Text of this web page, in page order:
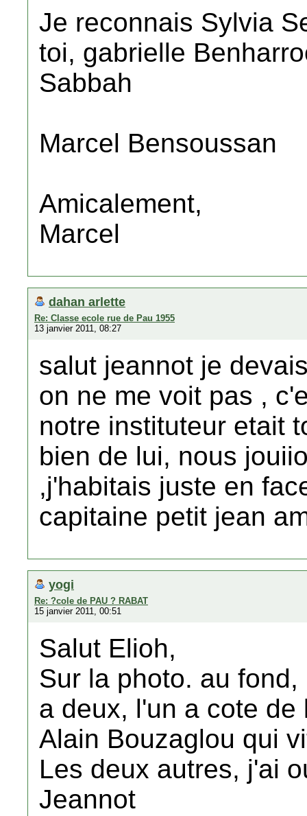
Je reconnais Sylvia
toi, gabrielle
Sabbah
Marcel Bensoussan
Amicalement,
Marcel
dahan arlette
Re: Classe ecole rue de Pau 1955
13 janvier 2011, 08:27
salut jeannot je
on ne me voit pas ,
notre instituteur etait
bien de lui, nous
,j'habitais juste en
capitaine petit jean
yogi
Re: ?cole de PAU ? RABAT
15 janvier 2011, 00:51
Salut Elioh,
Sur la photo. au
a deux, l'un a cote
Alain Bouzaglou qui
Les deux autres, j'ai
Jeannot